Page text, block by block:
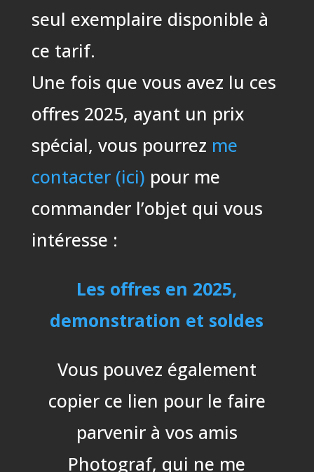
seul exemplaire disponible à
ce tarif.
Une fois que vous avez lu ces
offres 2025, ayant un prix
spécial, vous pourrez me
contacter (ici) pour me
commander l’objet qui vous
intéresse :
Les offres en 2025,
demonstration et soldes
Vous pouvez également
copier ce lien pour le faire
parvenir à vos amis
Photograf, qui ne me